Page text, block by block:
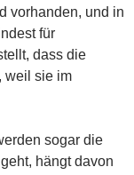
vorhanden, und in
für
dass die
weil sie im
sogar die
hängt davon